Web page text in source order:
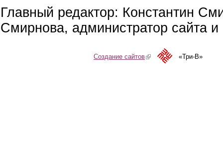
Главный редактор: Константин
Смирнова, администратор сайта
Создание сайтов(link is external)«Три-В»